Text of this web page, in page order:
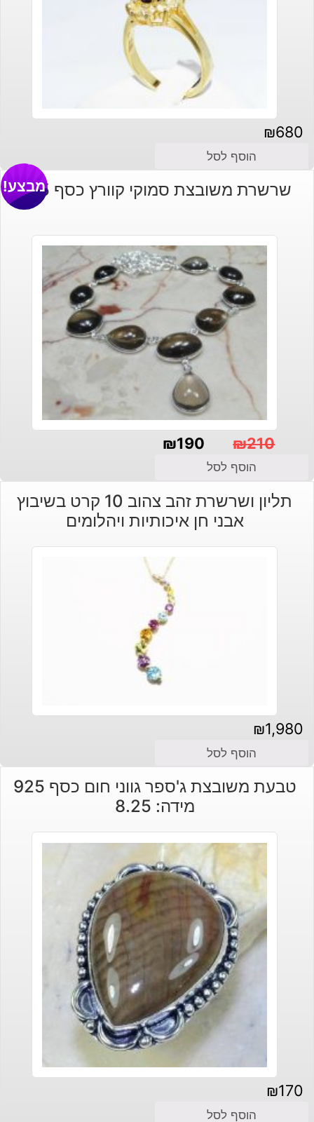
₪680
הוסף לסל
שרשרת משובצת סמוקי קוורץ כסף 925 מבצע!
₪210
המקורי
היה:
₪190
הנוכחי
הוא:
הוסף לסל
תליון ושרשרת זהב צהוב 10 קרט בשיבוץ
אבני חן איכותיות ויהלומים
₪1,980
הוסף לסל
טבעת משובצת ג'ספר גווני חום כסף 925
מידה: 8.25
₪170
הוסף לסל